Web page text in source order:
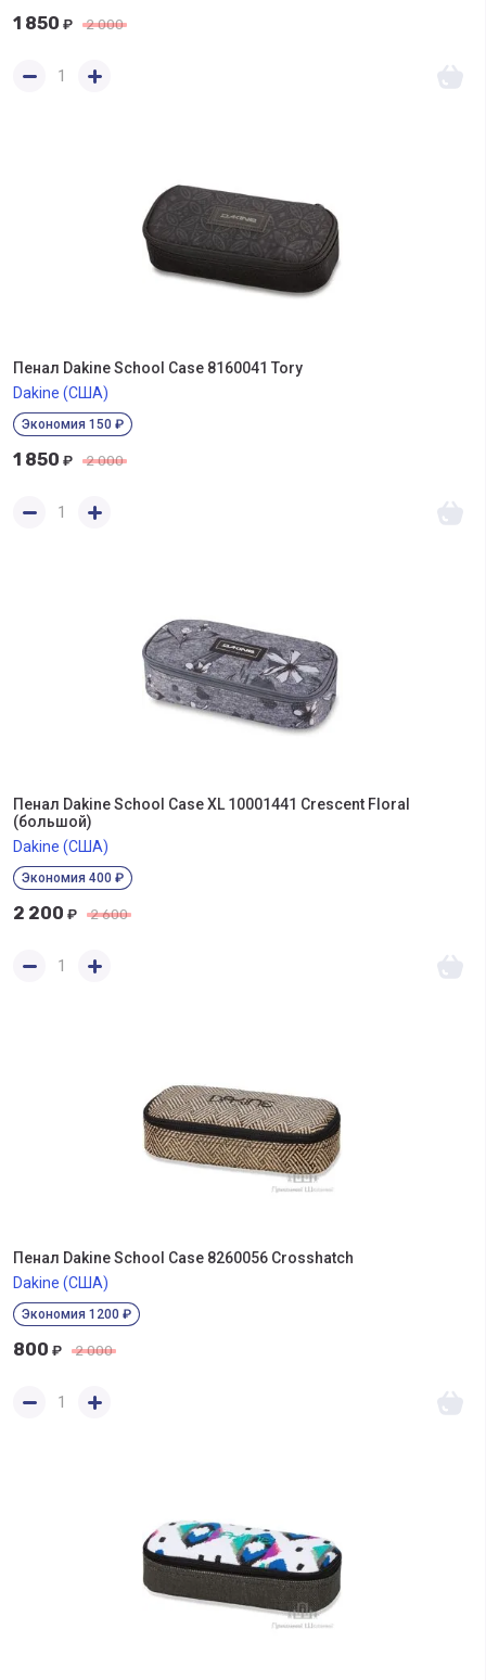
1 850 ₽ 2 000
Пенал Dakine School Case 8160041 Tory
Dakine (США)
Экономия 150 ₽
1 850 ₽ 2 000
Пенал Dakine School Case XL 10001441 Crescent Floral
(большой)
Dakine (США)
Экономия 400 ₽
2 200 ₽ 2 600
Пенал Dakine School Case 8260056 Crosshatch
Dakine (США)
Экономия 1200 ₽
800 ₽ 2 000